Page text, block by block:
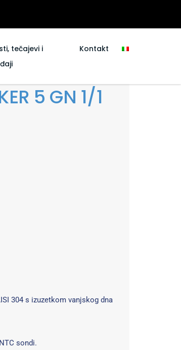
tečajevi i
Kontakt
5 GN 1/1
304 s izuzetkom vanjskog dna
sondi.